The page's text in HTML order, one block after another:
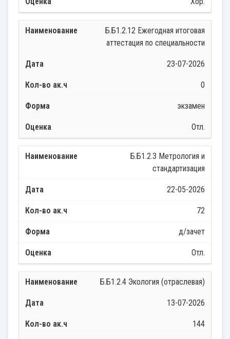
Б.Б1.2.12 Ежегодная итоговая
аттестация по специальности
23-07-2026
0
экзамен
Отл.
Б.Б1.2.3 Метрология и
стандартизация
22-05-2026
72
д/зачет
Отл.
Б.Б1.2.4 Экология (отраслевая)
13-07-2026
144